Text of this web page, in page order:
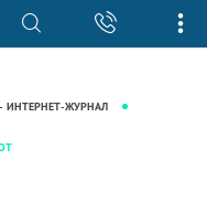
ИНТЕРНЕТ-ЖУРНАЛ